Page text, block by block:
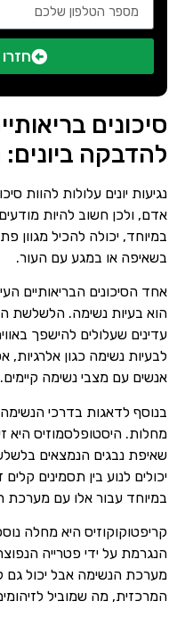
סיכונים
להדבקה
נגיעות יונים עלולות להוות
אדם, ולכן חשוב להיות
במיוחד, יכולה להכיל מגוון
בשאיפה או במגע עם העור.
אחד הסיכונים הבריאותיים
הוא בעיות נשימה. הלשלשת
עדינים שעלולים להישפך
לבעיות נשימה כגון אלרגיות,
אנשים עם מצבי נשימה קיימים.
בנוסף לדאגות בדרכי
מחלות. היסטופלסמוזיס היא
שאיפת נבגים הנמצאים
יכולים לנוע בין תסמינים
במיוחד עבור אלו עם מערכת
קריפטוקוקוזיס היא מחלה
הנגרמת על ידי פטרייה
מערכת הנשימה אבל יכול
המרכזית, מה שמוביל